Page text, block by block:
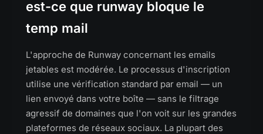
est-ce que runway bloque le
temp mail
L'approche de Runway concernant les emails
jetables est modérée. Le processus d'inscription
utilise une vérification standard par email — un
lien envoyé dans votre boîte — sans le filtrage
agressif de domaines que l'on voit sur les grandes
plateformes de réseaux sociaux. La plupart des